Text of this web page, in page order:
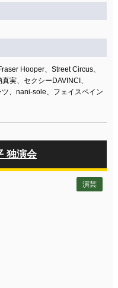
Hooper、Street Circus、
実、セクシーDAVINCI、
、nani-sole、フェイスペイン
独演会
演芸